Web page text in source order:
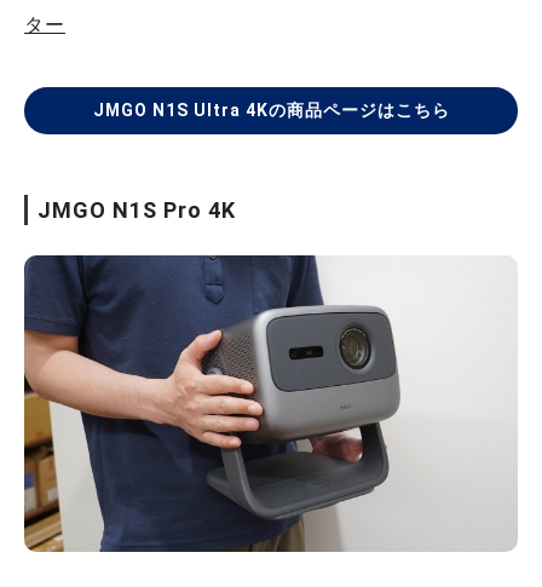
ター
JMGO N1S Ultra 4Kの商品ページはこちら
JMGO N1S Pro 4K